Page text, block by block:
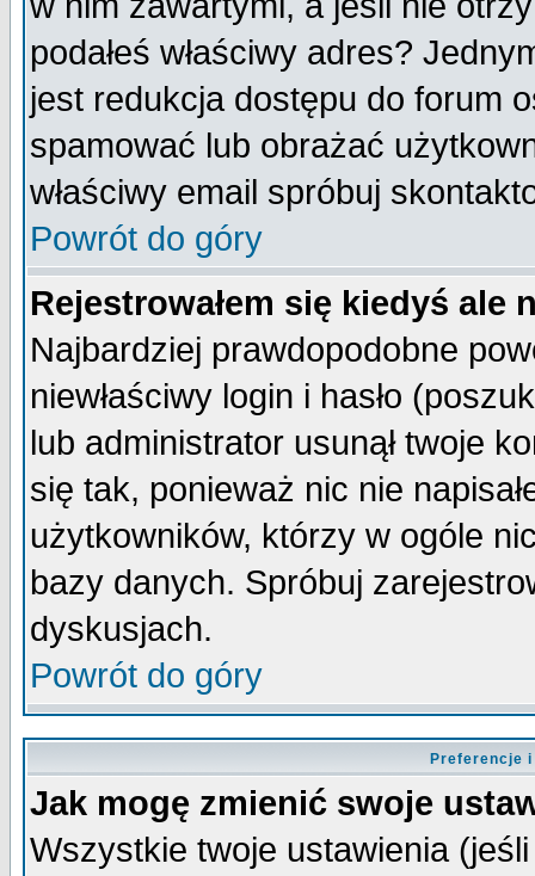
podałeś właściwy adres?
jest redukcja dostępu do forum
spamować lub obrażać
właściwy email spróbuj
Powrót do góry
Rejestrowałem się kiedyś ale
Najbardziej prawdopodobne
niewłaściwy login i hasło
lub administrator usunął twoje
się tak, ponieważ nic nie
użytkowników, którzy w ogóle
bazy danych. Spróbuj
dyskusjach.
Powrót do góry
Preferencje
Jak mogę zmienić swoje
Wszystkie twoje ustawienia